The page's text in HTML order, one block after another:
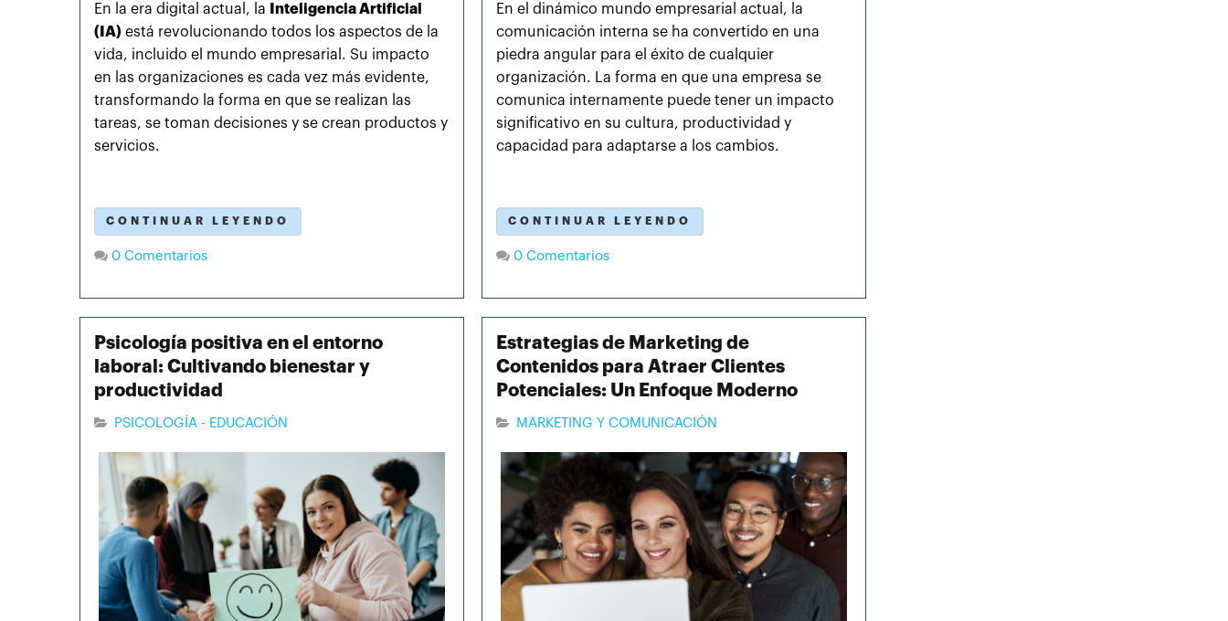
En la era digital actual, la
Inteligencia Artificial
(IA) está revolucionando todos los aspectos de la
vida, incluido el mundo empresarial. Su impacto
en las organizaciones es cada vez más evidente,
transformando la forma en que se realizan las
tareas, se toman decisiones y se crean productos y
servicios.
CONTINUAR LEYENDO
0 Comentarios
En el dinámico mundo empresarial actual, la
comunicación interna se ha convertido en una
piedra angular para el éxito de cualquier
organización. La forma en que una empresa se
comunica internamente puede tener un impacto
significativo en su cultura, productividad y
capacidad para adaptarse a los cambios.
CONTINUAR LEYENDO
0 Comentarios
Psicología positiva en el entorno
laboral: Cultivando bienestar y
productividad
PSICOLOGÍA - EDUCACIÓN
Estrategias de Marketing de
Contenidos para Atraer Clientes
Potenciales: Un Enfoque Moderno
MARKETING Y COMUNICACIÓN